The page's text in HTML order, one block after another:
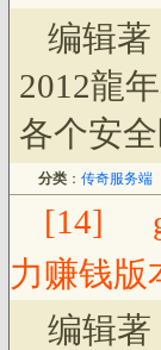
编辑著
2012龍
各个安
分类： 传奇服务端
[14]
力赚钱版
编辑著